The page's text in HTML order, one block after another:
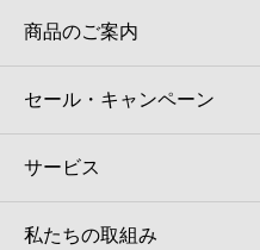
荷物預かりサービス「
パウダースペース ラブン（店
ソフトバンクギフト
商品のご案内
セール・キャンペーン
サービス
私たちの取組み